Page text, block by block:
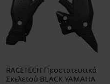
RACETECH Προστατευτικά
Σκελετού BLACK YAMAHA